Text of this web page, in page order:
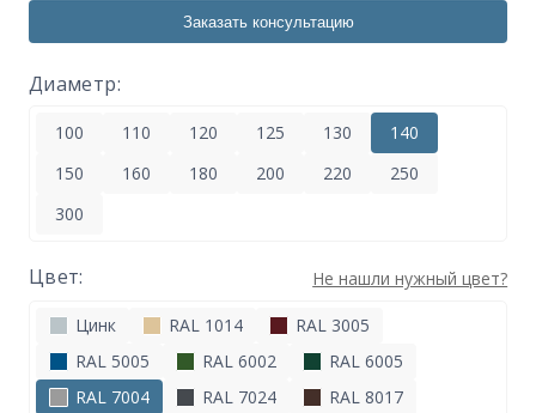
Заказать консультацию
Диаметр:
100 110 120 125 130
140
150
160 180 200 220
250
300
Цвет: Не нашли нужный цвет?
Цинк RAL 1014
RAL 3005
RAL 5005
RAL 6002
RAL 6005
RAL 7004
RAL 7024
RAL 8017